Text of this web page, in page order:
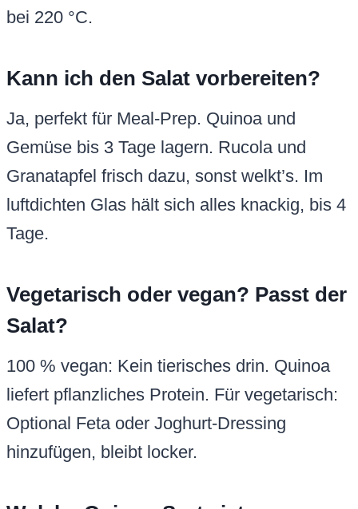
bei 220 °C.
Kann ich den Salat vorbereiten?
Ja, perfekt für Meal-Prep. Quinoa und
Gemüse bis 3 Tage lagern. Rucola und
Granatapfel frisch dazu, sonst welkt’s. Im
luftdichten Glas hält sich alles knackig, bis 4
Tage.
Vegetarisch oder vegan? Passt der
Salat?
100 % vegan: Kein tierisches drin. Quinoa
liefert pflanzliches Protein. Für vegetarisch:
Optional Feta oder Joghurt-Dressing
hinzufügen, bleibt locker.